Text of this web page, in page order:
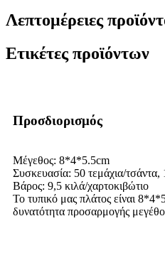
Λεπτομέρειες
Ετικέτες προϊόντων
Προσδιορισμός
Μέγεθος: 8*4*5.5cm
Συσκευασία: 50 τεμάχια/τσάντα,
Βάρος: 9,5 κιλά/χαρτοκιβώτιο
Το τυπικό μας πλάτος είναι
δυνατότητα προσαρμογής